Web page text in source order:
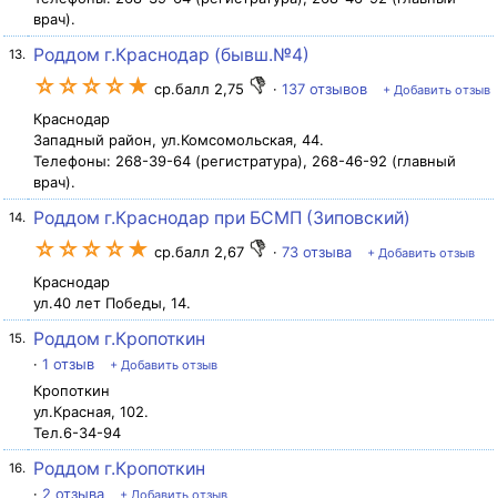
врач).
13. Роддом г.Краснодар (бывш.№4)
☆☆☆☆★ ср.балл 2,75 · 137 отзывов + Добавить отзыв
Краснодар
Западный район, ул.Комсомольская, 44.
Телефоны: 268-39-64 (регистратура), 268-46-92 (главный
врач).
14. Роддом г.Краснодар при БСМП (Зиповский)
☆☆☆☆★ ср.балл 2,67 · 73 отзыва + Добавить отзыв
Краснодар
ул.40 лет Победы, 14.
15. Роддом г.Кропоткин
· 1 отзыв + Добавить отзыв
Кропоткин
ул.Красная, 102.
Тел.6-34-94
16. Роддом г.Кропоткин
· 2 отзыва + Добавить отзыв